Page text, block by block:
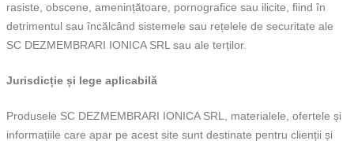
rasiste, obscene, amenințătoare, pornografice sau ilicite, fiind în
detrimentul sau încălcând sistemele sau rețelele de securitate ale
SC DEZMEMBRARI IONICA SRL sau ale terților.
Jurisdicție și lege aplicabilă
Produsele SC DEZMEMBRARI IONICA SRL, materialele, ofertele și
informațiile care apar pe acest site sunt destinate pentru clienții și